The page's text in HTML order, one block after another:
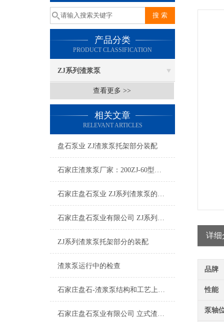
产品分类
PRODUCT CLASSIFICATION
ZJ系列渣浆泵
查看更多 >>
相关文章
RELEVANT ARTICLES
盘石泵业 ZJ渣浆泵托架部分装配
石家庄渣浆泵厂家：200ZJ-60型渣浆泵
石家庄盘石泵业 ZJ系列渣浆泵的特点及其应用
石家庄盘石泵业有限公司 ZJ系列渣浆泵工作原理
ZJ系列渣浆泵托架部分的装配
渣浆泵运行中的检查
石家庄盘石-渣浆泵结构和工艺上的几项改进
石家庄盘石泵业有限公司 立式渣浆泵和卧式渣浆泵有什么不同?
详细
品牌
性能
泵轴